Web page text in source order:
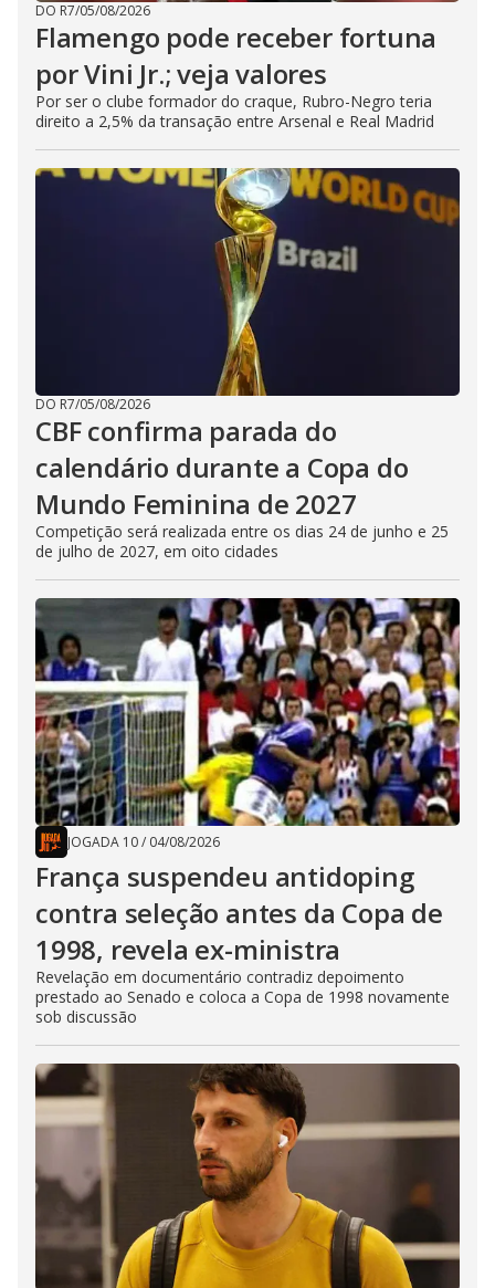
DO R7/05/08/2026
Flamengo pode receber fortuna
por Vini Jr.; veja valores
Por ser o clube formador do craque, Rubro-Negro teria
direito a 2,5% da transação entre Arsenal e Real Madrid
DO R7/05/08/2026
CBF confirma parada do
calendário durante a Copa do
Mundo Feminina de 2027
Competição será realizada entre os dias 24 de junho e 25
de julho de 2027, em oito cidades
JOGADA 10/ 04/08/2026
França suspendeu antidoping
contra seleção antes da Copa de
1998, revela ex-ministra
Revelação em documentário contradiz depoimento
prestado ao Senado e coloca a Copa de 1998 novamente
sob discussão